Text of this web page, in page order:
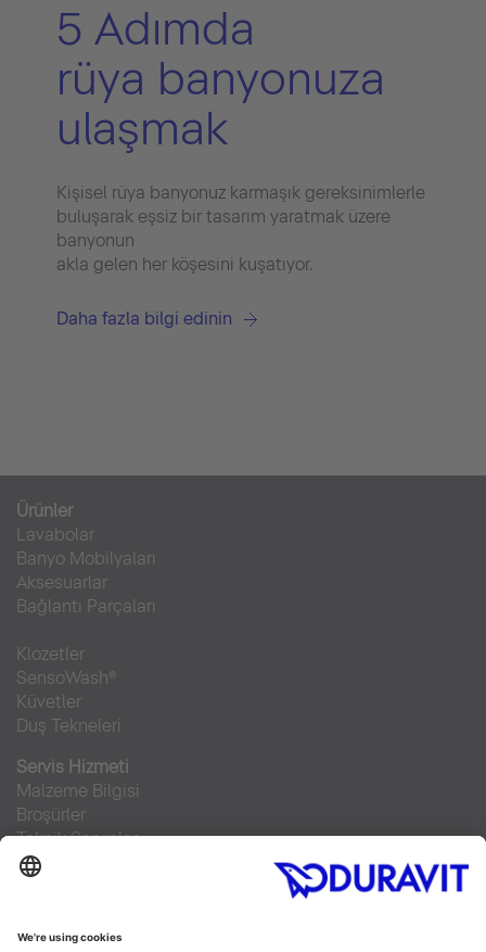
5 Adımda
rüya banyonuza
ulaşmak
Kişisel rüya banyonuz karmaşık gereksinimlerle
buluşarak eşsiz bir tasarım yaratmak üzere
banyonun
akla gelen her köşesini kuşatıyor.
Daha fazla bilgi edinin
Ürünler
Lavabolar
Banyo Mobilyaları
Aksesuarlar
Bağlantı Parçaları
Klozetler
SensoWash®
Küvetler
Duş Tekneleri
Servis Hizmeti
Malzeme Bilgisi
Broşürler
Teknik Servisler
Sıkça sorulan sorular